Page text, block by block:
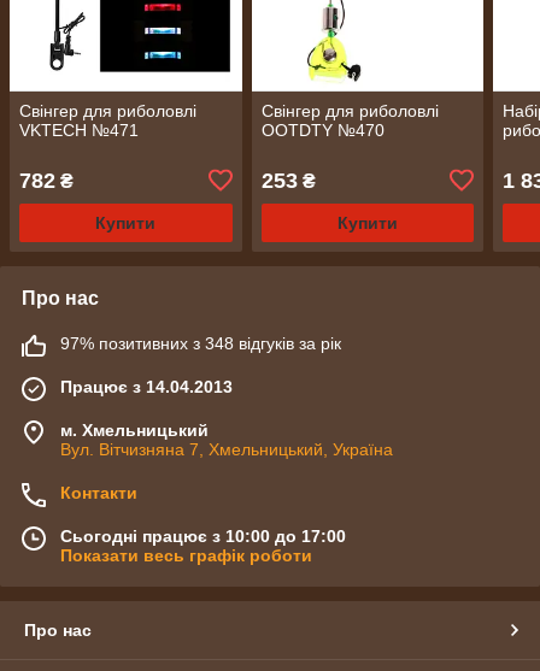
Свінгер для риболовлі
VKTECH №471
782 ₴
Купити
Свінгер для риболовлі
OOTDTY №470
253₴
Купити
1
Про нас
97% позитивних з 348 відгуків за рік
Працює з 14.04.2013
м. Хмельницький
Вул. Вітчизняна 7, Хмельницький, Україна
Контакти
Сьогодні працює з 10:00 до 17:00
Показати весь графік роботи
Про нас